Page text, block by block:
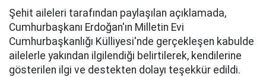
Şehit aileleri tarafından paylaşılan açıklamada,
Cumhurbaşkanı Erdoğan'ın Milletin Evi
Cumhurbaşkanlığı Külliyesi'nde gerçekleşen kabulde
ailelerle yakından ilgilendiği belirtilerek, kendilerine
gösterilen ilgi ve destekten dolayı teşekkür edildi.